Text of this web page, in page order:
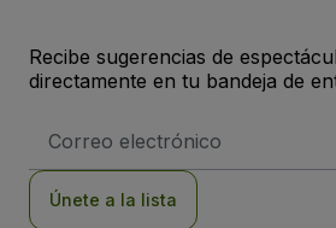
Recibe sugerencias de
directamente en tu bandeja de
de
Únete a la lista